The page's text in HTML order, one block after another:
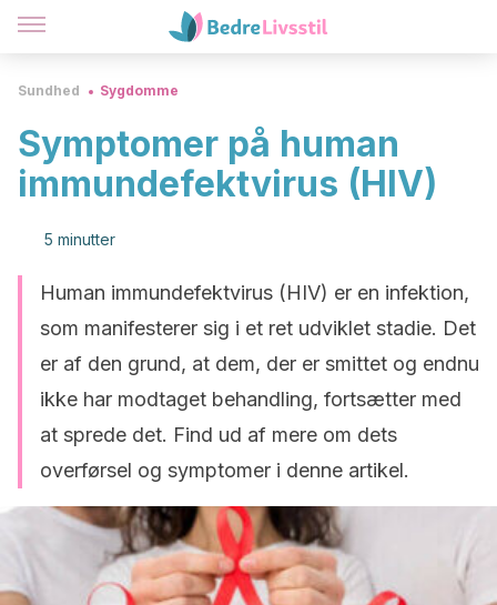
Sundhed Sygdomme
Symptomer på human
immundefektvirus (HIV)
5 minutter
Human immundefektvirus (HIV) er en infektion,
som manifesterer sig i et ret udviklet stadie. Det
er af den grund, at dem, der er smittet og endnu
ikke har modtaget behandling, fortsætter med
at sprede det. Find ud af mere om dets
overførsel og symptomer i denne artikel.